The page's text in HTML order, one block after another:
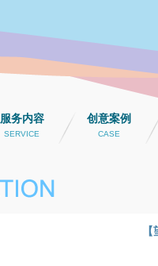
服务内容
SERVICE
创意案例
CASE